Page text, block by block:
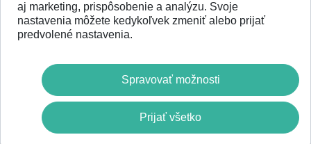
aj marketing, prispôsobenie a analýzu. Svoje
nastavenia môžete kedykoľvek zmeniť alebo prijať
predvolené nastavenia.
Spravovať možnosti
Prijať všetko